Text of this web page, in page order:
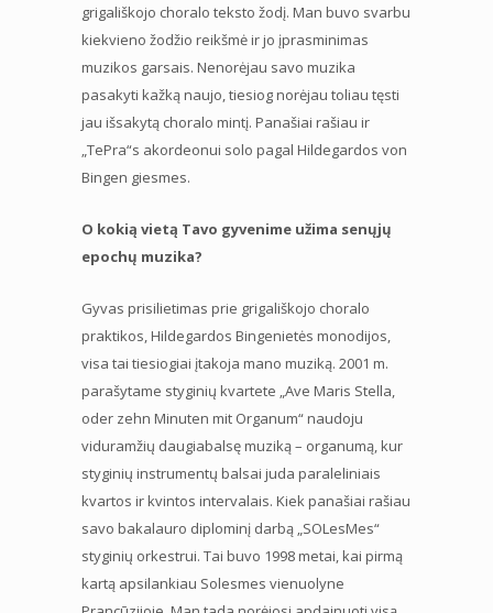
grigališkojo choralo teksto žodį. Man buvo svarbu
kiekvieno žodžio reikšmė ir jo įprasminimas
muzikos garsais. Nenorėjau savo muzika
pasakyti kažką naujo, tiesiog norėjau toliau tęsti
jau išsakytą choralo mintį. Panašiai rašiau ir
„TePra“s akordeonui solo pagal Hildegardos von
Bingen giesmes.
O kokią vietą Tavo gyvenime užima senųjų
epochų muzika?
Gyvas prisilietimas prie grigališkojo choralo
praktikos, Hildegardos Bingenietės monodijos,
visa tai tiesiogiai įtakoja mano muziką. 2001 m.
parašytame styginių kvartete „Ave Maris Stella,
oder zehn Minuten mit Organum“ naudoju
viduramžių daugiabalsę muziką – organumą, kur
styginių instrumentų balsai juda paraleliniais
kvartos ir kvintos intervalais. Kiek panašiai rašiau
savo bakalauro diplominį darbą „SOLesMes“
styginių orkestrui. Tai buvo 1998 metai, kai pirmą
kartą apsilankiau Solesmes vienuolyne